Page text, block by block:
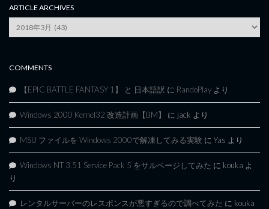
ARTICLE ARCHIVES
Article
Archives
COMMENTS
【EPIC BATTLE FANTASY 1】 と 日本語訳 に RandoPlay より
Windows 2000 Kernel32 改造計画【BM】 に jack より
MSU ファイルを Windows 2000で解凍してみる実験 に Yas より
Windows NT 3.51 Service Pack 5 をサルベージしてみた に kouka よ
り
レンタルサーバーのレスポンスが悪すぎるので調べてみた に kouka